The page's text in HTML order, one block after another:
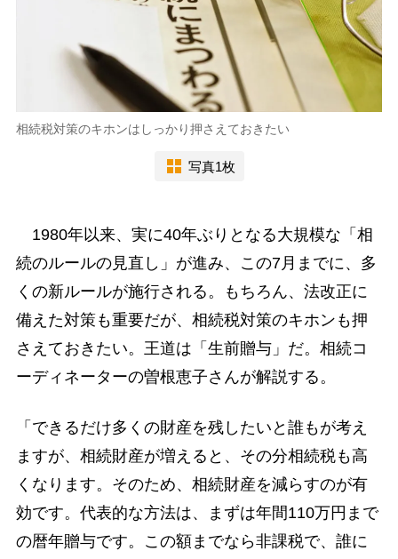
相続税対策のキホンはしっかり押さえておきたい
写真1枚
1980年以来、実に40年ぶりとなる大規模な「相
続のルールの見直し」が進み、この7月までに、多
くの新ルールが施行される。もちろん、法改正に
備えた対策も重要だが、相続税対策のキホンも押
さえておきたい。王道は「生前贈与」だ。相続コ
ーディネーターの曽根恵子さんが解説する。
「できるだけ多くの財産を残したいと誰もが考え
ますが、相続財産が増えると、その分相続税も高
くなります。そのため、相続財産を減らすのが有
効です。代表的な方法は、まずは年間110万円まで
の暦年贈与です。この額までなら非課税で、誰に